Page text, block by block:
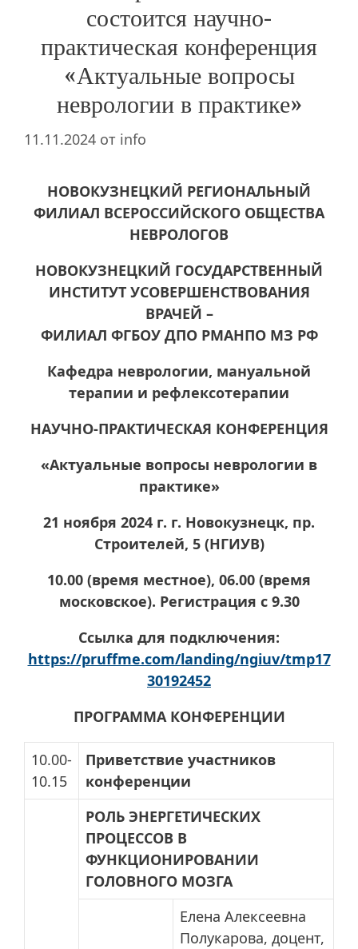
состоится научно-
практическая конференция
«Актуальные вопросы
неврологии в практике»
11.11.2024 от info
НОВОКУЗНЕЦКИЙ РЕГИОНАЛЬНЫЙ
ФИЛИАЛ ВСЕРОССИЙСКОГО ОБЩЕСТВА
НЕВРОЛОГОВ
НОВОКУЗНЕЦКИЙ ГОСУДАРСТВЕННЫЙ
ИНСТИТУТ УСОВЕРШЕНСТВОВАНИЯ
ВРАЧЕЙ –
ФИЛИАЛ ФГБОУ ДПО РМАНПО МЗ РФ
Кафедра неврологии, мануальной
терапии и рефлексотерапии
НАУЧНО-ПРАКТИЧЕСКАЯ КОНФЕРЕНЦИЯ
«Актуальные вопросы неврологии в
практике»
21 ноября 2024 г. г. Новокузнецк, пр.
Строителей, 5 (НГИУВ)
10.00 (время местное), 06.00 (время
московское). Регистрация с 9.30
Ссылка для подключения:
https://pruffme.com/landing/ngiuv/tmp17
30192452
ПРОГРАММА КОНФЕРЕНЦИИ
10.00-
10.15
Приветствие участников
конференции
РОЛЬ ЭНЕРГЕТИЧЕСКИХ
ПРОЦЕССОВ В
ФУНКЦИОНИРОВАНИИ
ГОЛОВНОГО МОЗГА
Елена Алексеевна
Полукарова, доцент,